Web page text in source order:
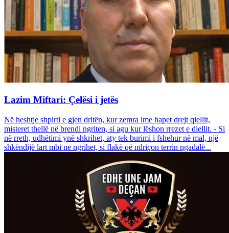
Lazim Miftari: Çelësi i jetës
Në heshtje shpirti e gjen dritën, kur zemra ime hapet drejt qiellit,
misteret thellë në brendi ngriten, si agu kur lëshon rrezet e diellit. - Si
në rreth, udhëtimi ynë shkrihet, aty tek burimi i fshehur në mal, një
shkëndijë lart mbi ne ngrihet, si flakë që ndriçon terrin ngadalë...